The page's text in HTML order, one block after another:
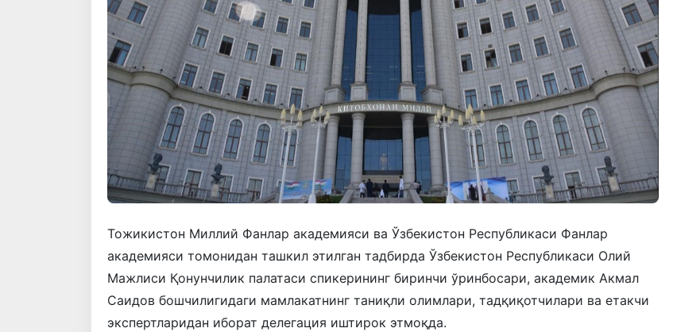
Тожикистон Миллий Фанлар академияси ва Ўзбекистон Республикаси Фанлар
академияси томонидан ташкил этилган тадбирда Ўзбекистон Республикаси Олий
Мажлиси Қонунчилик палатаси спикерининг биринчи ўринбосари, академик Акмал
Саидов бошчилигидаги мамлакатнинг таниқли олимлари, тадқиқотчилари ва етакчи
экспертларидан иборат делегация иштирок этмоқда.